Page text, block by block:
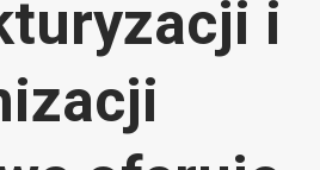
i